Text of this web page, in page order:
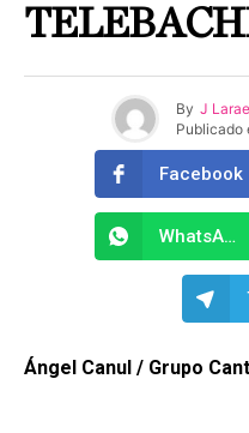
By J Larae
Publicado
Facebook
WhatsApp
Ángel Canul / Grupo